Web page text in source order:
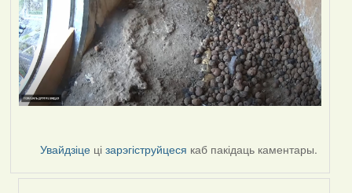
Увайдзіце цізарэгіструйцеся каб пакідаць каментары.